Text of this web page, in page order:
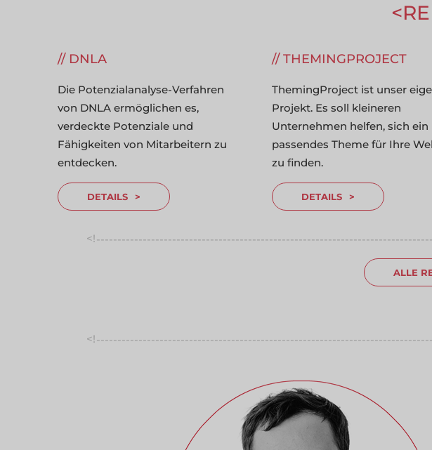
DNLA
Die Potenzialanalyse-Verfahren
von DNLA ermöglichen es,
verdeckte Potenziale und
Fähigkeiten von Mitarbeitern zu
entdecken.
DETAILS
THEMINGPROJECT
ThemingProject ist unser
Projekt. Es soll kleineren
Unternehmen helfen, sich ein
passendes Theme für Ihre
zu finden.
DETAILS
<!
ALLE
<!